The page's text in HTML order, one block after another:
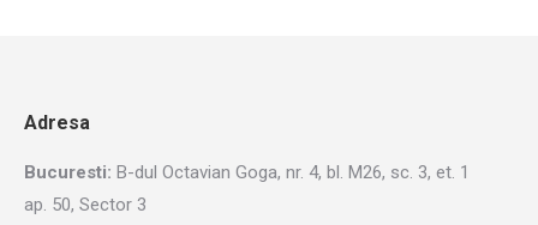
Adresa
Bucuresti: B-dul Octavian Goga, nr. 4, bl. M26, sc. 3, et. 1
ap. 50, Sector 3